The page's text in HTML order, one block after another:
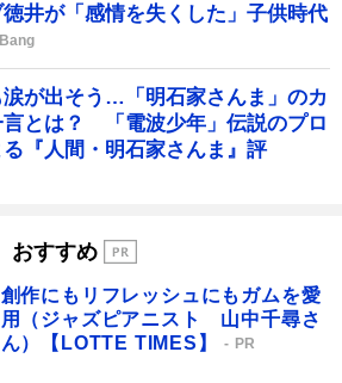
井が「感情を失くした」子供時代
が出そう…「明石家さんま」のカ
言とは？ 「電波少年」伝説のプロ
『人間・明石家さんま』評
おすすめ
創作にもリフレッシュにもガムを愛
用（ジャズピアニスト 山中千尋さ
ん）【LOTTE TIMES】
PR